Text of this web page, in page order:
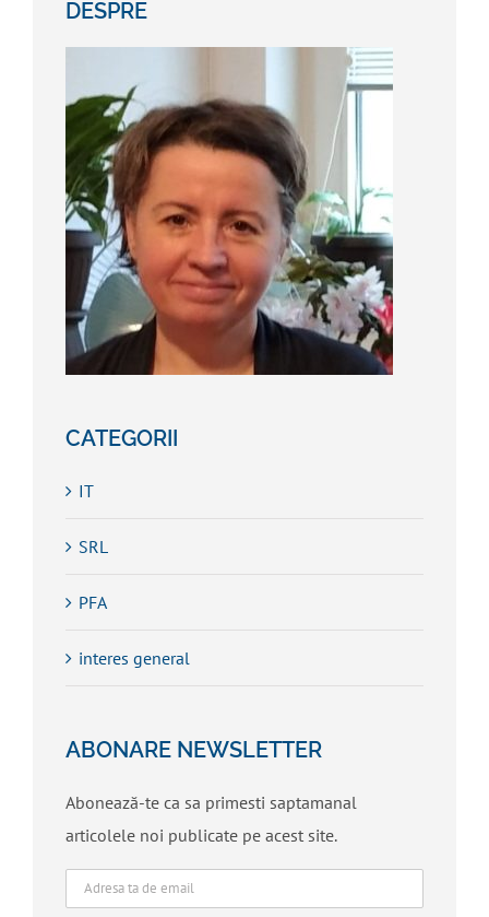
DESPRE
CATEGORII
IT
SRL
PFA
interes general
ABONARE NEWSLETTER
Abonează-te ca sa primesti saptamanal
articolele noi publicate pe acest site.